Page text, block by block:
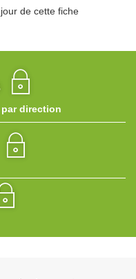
de cette fiche
direction